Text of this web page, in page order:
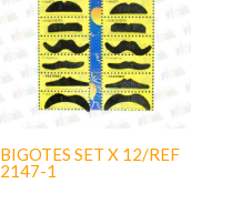
BIGOTES SET X 12/REF
2147-1